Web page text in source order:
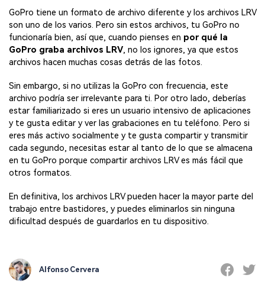
GoPro tiene un formato de archivo diferente y los archivos LRV
son uno de los varios. Pero sin estos archivos, tu GoPro no
funcionaría bien, así que, cuando pienses en por qué la
GoPro graba archivos LRV, no los ignores, ya que estos
archivos hacen muchas cosas detrás de las fotos.
Sin embargo, si no utilizas la GoPro con frecuencia, este
archivo podría ser irrelevante para ti. Por otro lado, deberías
estar familiarizado si eres un usuario intensivo de aplicaciones
y te gusta editar y ver las grabaciones en tu teléfono. Pero si
eres más activo socialmente y te gusta compartir y transmitir
cada segundo, necesitas estar al tanto de lo que se almacena
en tu GoPro porque compartir archivos LRV es más fácil que
otros formatos.
En definitiva, los archivos LRV pueden hacer la mayor parte del
trabajo entre bastidores, y puedes eliminarlos sin ninguna
dificultad después de guardarlos en tu dispositivo.
Alfonso Cervera